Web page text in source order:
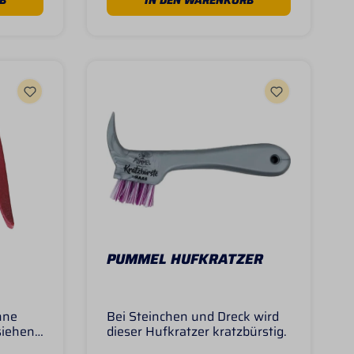
ins
des
-
PUMMEL HUFKRATZER
Bei Steinchen und Dreck wird
dieser Hufkratzer kratzbürstig.